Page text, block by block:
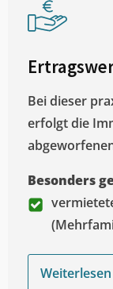
Bei dieser
erfolgt die
Besonders
Weiterlesen